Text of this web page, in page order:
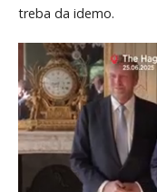
treba da idemo.